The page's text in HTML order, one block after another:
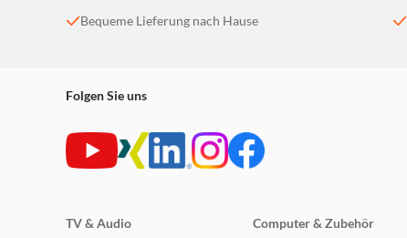
Bequeme Lieferung nach Hause
Folgen Sie uns
TV & Audio
Computer & Zubehör